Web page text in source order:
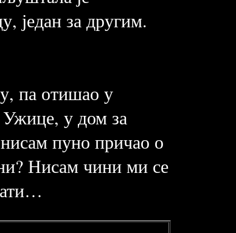
један за другим.
па отишао у
Ужице, у дом за
пуно причао о
Нисам чини ми се